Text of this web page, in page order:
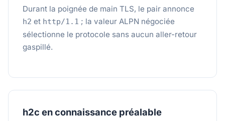
Durant la poignée de main TLS, le pair annonce
h2 et http/1.1 ; la valeur ALPN négociée
sélectionne le protocole sans aucun aller-retour
gaspillé.
h2c en connaissance préalable